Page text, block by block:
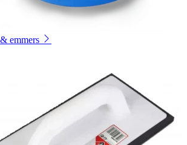
emmers